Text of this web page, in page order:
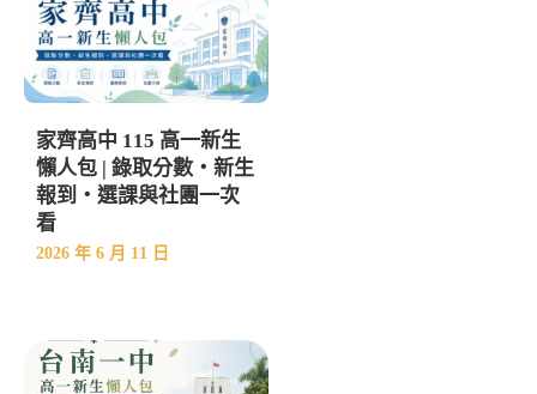
家齊高中 115 高一新生
懶人包 | 錄取分數・新生
報到・選課與社團一次
看
2026 年 6 月 11 日